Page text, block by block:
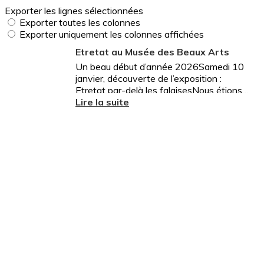
Exporter les lignes sélectionnées
Exporter toutes les colonnes
Exporter uniquement les colonnes affichées
Etretat au Musée des Beaux Arts
Un beau début d’année 2026Samedi 10
janvier, découverte de l’exposition :
Etretat par-delà les falaisesNous étions
25 adhérents à nous retrouver au Musée
Lire la suite